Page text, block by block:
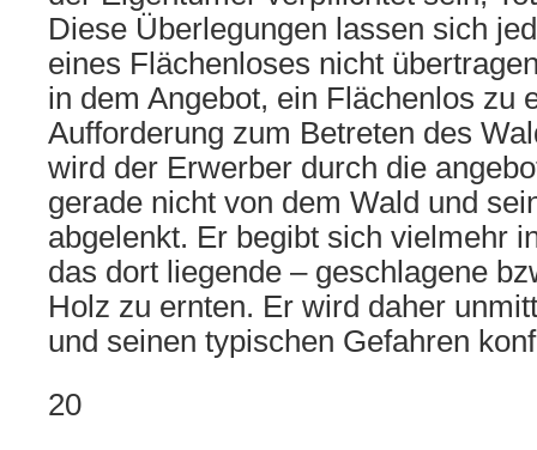
Diese Überlegungen lassen sich
eines Flächenloses nicht
in dem Angebot, ein Flächenlos zu
Aufforderung zum Betreten des
wird der Erwerber durch die
gerade nicht von dem Wald und
abgelenkt. Er begibt sich vielmehr
das dort liegende – geschlagene
Holz zu ernten. Er wird daher
und seinen typischen Gefahren
20